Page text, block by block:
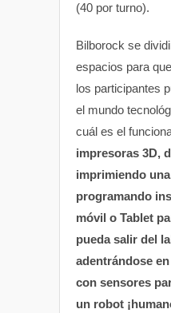
(40 por turno).
Bilborock se
espacios para
los participantes
el mundo
cuál es el
impresoras 3D,
imprimiendo
programando
móvil o Tablet
pueda salir del
adentrándose
con sensores
un robot